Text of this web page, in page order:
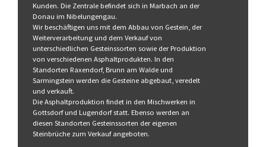
Kunden. Die Zentrale befindet sich in Marbach an der
Donau im Nibelungengau.
Wir beschäftigen uns mit dem Abbau von Gestein, der
Weiterverarbeitung und dem Verkauf von
unterschiedlichen Gesteinssorten sowie der Produktion
von verschiedenen Asphaltprodukten. In den
Standorten Raxendorf, Brunn am Walde und
Sarmingstein werden die Gesteine abgebaut, veredelt
und verkauft.
Die Asphaltproduktion findet in den Mischwerken in
Gottsdorf und Lugendorf statt. Ebenso werden an
diesen Standorten Gesteinssorten der eigenen
Steinbrüche zum Verkauf angeboten.